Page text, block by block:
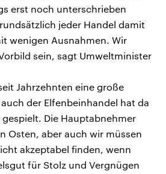
erst noch unterschrieben
jeder Handel damit
wenigen Ausnahmen. Wir
sein, sagt Umweltminister
Jahrzehnten eine große
der Elfenbeinhandel hat da
gespielt. Die Hauptabnehmer
Osten, aber auch wir müssen
akzeptabel finden, wenn
für Stolz und Vergnügen